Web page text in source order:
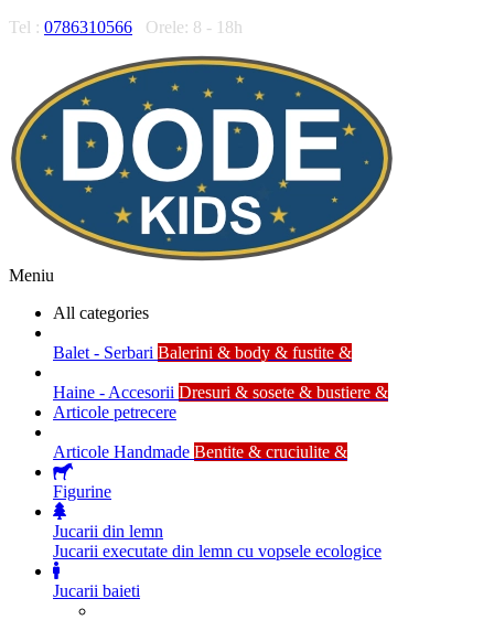
Tel : 0786310566 Orele: 8 - 18h
Meniu
All categories
Balet - Serbari Balerini & body & fustite &
Haine - Accesorii Dresuri & sosete & bustiere &
Articole petrecere
Articole Handmade Bentite & cruciulite &
Figurine
Jucarii din lemn
Jucarii executate din lemn cu vopsele ecologice
Jucarii baieti